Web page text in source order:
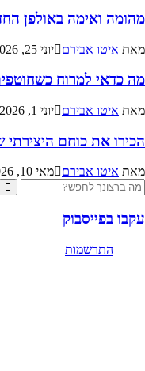
מהומה ואימה באולפן
מאת איטו אבירם יוני 25, 2026
מה כדאי למרוח
מאת איטו אבירם יוני 1, 2026
הכירו את כוחם היצירתי
מאת איטו אבירם מאי 10, 2026
Search
for:
עקבו בפייסבוק
התרשמות